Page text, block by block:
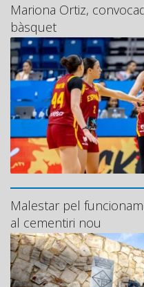
Mariona Ortiz,
bàsquet
Malestar pel
al cementiri nou